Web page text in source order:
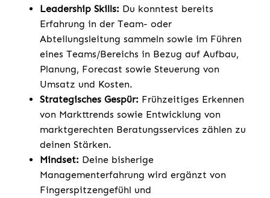
Leadership Skills: Du konntest bereits
Erfahrung in der Team- oder
Abteilungsleitung sammeln sowie im Führen
eines Teams/Bereichs in Bezug auf Aufbau,
Planung, Forecast sowie Steuerung von
Umsatz und Kosten.
Strategisches Gespür: Frühzeitiges Erkennen
von Markttrends sowie Entwicklung von
marktgerechten Beratungsservices zählen zu
deinen Stärken.
Mindset: Deine bisherige
Managementerfahrung wird ergänzt von
Fingerspitzengefühl und